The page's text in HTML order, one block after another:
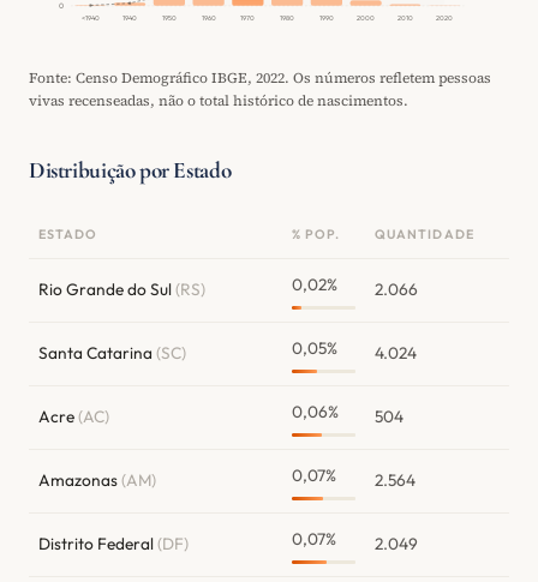
0
<1940 1940 1950 1960 1970 1980 1990 2000 2010 2020
Fonte: Censo Demográfico IBGE, 2022. Os números refletem pessoas
vivas recenseadas, não o total histórico de nascimentos.
Distribuição por Estado
ESTADO % POP. QUANTIDADE
Rio Grande do Sul(RS) 0,02% 2.066
Santa Catarina (SC) 0,05% 4.024
Acre(AC) 0,06% 504
Amazonas(AM) 0,07% 2.564
Distrito Federal(DF) 0,07% 2.049